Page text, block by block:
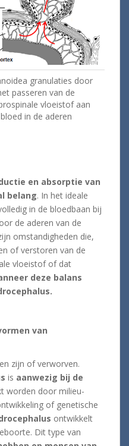
granulaties door
passeren van de
vloeistof aan
bloed in de aderen
en absorptie van
belang. In het ideale
in de bloedbaan bij
de aderen van de
omstandigheden die,
of verstoren van de
vloeistof of dat
deze balans
van
zijn of verworven.
is aanwezig bij de
worden door milieu-
of genetische
ontwikkelt
Dit type van